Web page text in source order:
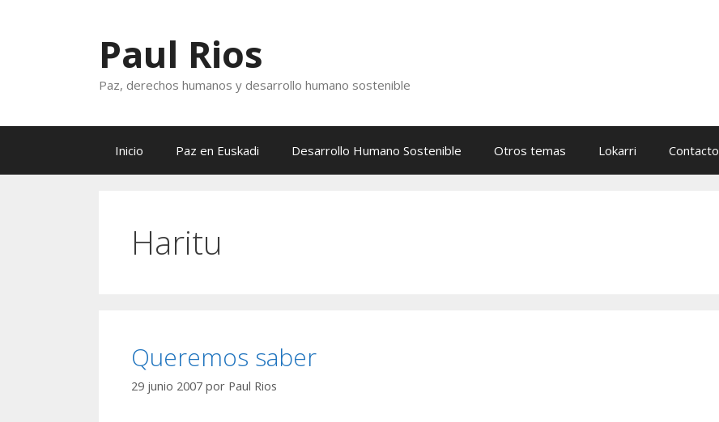
Paul Rios
Paz, derechos humanos y desarrollo humano sostenible
Inicio Paz en Euskadi Desarrollo Humano Sostenible Otros temas Lokarri Contacto
Haritu
Queremos saber
29 junio 2007 por Paul Rios